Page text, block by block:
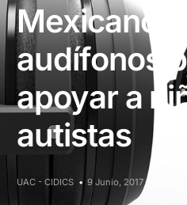
Mexicanos
audífonos
apoyar a
autistas
UAC - CIDICS 9 Junio, 2017